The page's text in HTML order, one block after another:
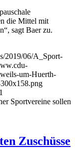
die Mittel mit
sagt Baer zu.
2019/06/A_Sport-
um-Huerth-
Sportvereine sollen
Zuschüsse